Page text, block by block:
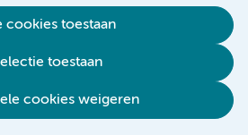
cookies toestaan
toestaan
cookies weigeren